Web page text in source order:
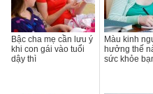
Bậc cha mẹ cần lưu ý
khi con gái vào tuổi
dậy thì
Màu kinh
hưởng thế
sức khỏe